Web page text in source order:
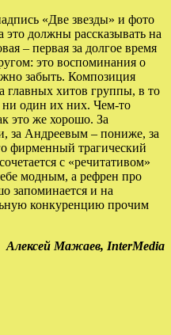
«Две звезды» и фото
это должны рассказывать на
– первая за долгое время
это воспоминания о
забыть. Композиция
главных хитов группы, в то
один их них. Чем-то
это же хорошо. За
за Андреевым – пониже, за
фирменный трагический
с «речитативом»
модным, а рефрен про
запоминается и на
конкуренцию прочим
Алексей Мажаев, InterMedia